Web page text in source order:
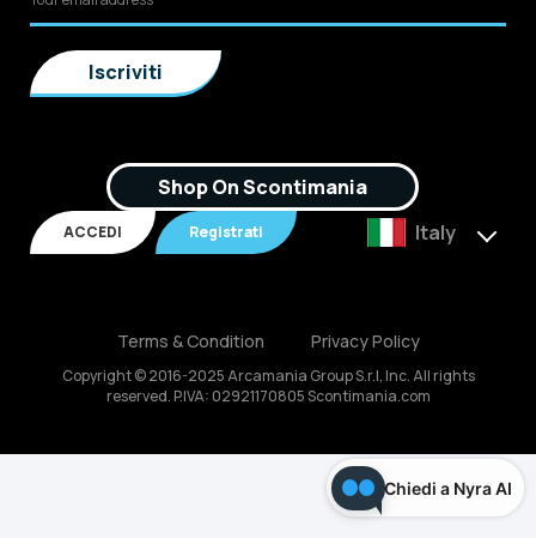
Chiedi a Nyra AI
Shop On Scontimania
ACCEDI Registrati Italy
Copyright © 2016-2025 Arcamania Group S.r.l, Inc. All rights
reserved. P.IVA: 02921170805 Scontimania.com
Terms & Condition Privacy Policy